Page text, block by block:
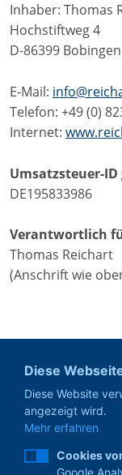
Inhaber: Thomas
Hochstiftweg 4
D-86399 Bobingen
E-Mail:
Telefon: +49 (0)
Internet:
Umsatzsteuer-ID
DE195833986
Verantwortlich
Thomas Reichart
(Anschrift wie
Diese
Diese Website
angezeigt wird.
Mehr erfahren
Cookies
Google